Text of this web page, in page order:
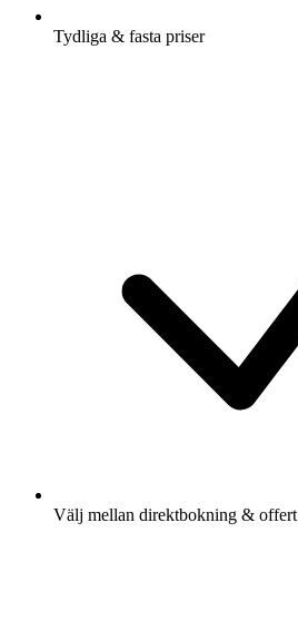
Tydliga & fasta priser
Välj mellan direktbokning & offert